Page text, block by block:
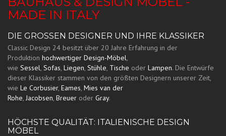
MADE IN ITALY
DIE GROSSEN DESIGNER UND IHRE KLASSIKER
Classic Design 24 besitzt über 20 Jahre Erfahrung in der
Produktion hochwertiger Design-Möbel,
wie Sessel, Sofas, Liegen, Stühle, Tische oder Lampen. Die Entwürfe
dieser Klassiker stammen von den größten Designern unserer Zeit,
wie Le Corbusier, Eames, Mies van der
Rohe, Jacobsen, Breuer oder Gray.
HÖCHSTE QUALITÄT: ITALIENISCHE DESIGN
MÖBEL